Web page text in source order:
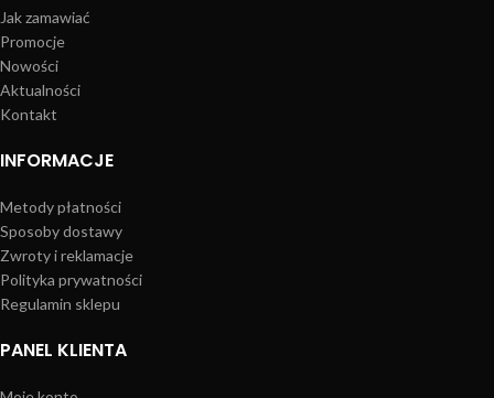
Jak zamawiać
Promocje
Nowości
Aktualności
Kontakt
INFORMACJE
Metody płatności
Sposoby dostawy
Zwroty i reklamacje
Polityka prywatności
Regulamin sklepu
PANEL KLIENTA